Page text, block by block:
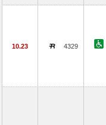
10.23 4329